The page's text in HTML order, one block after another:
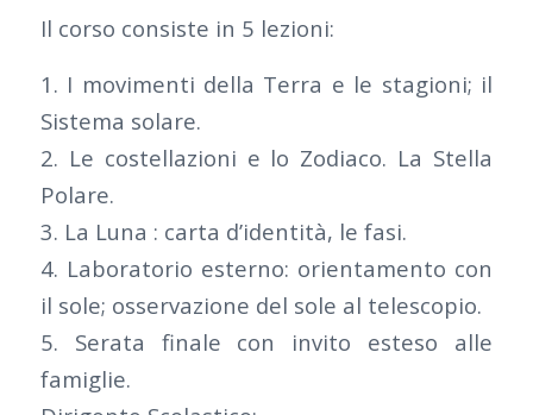
Il corso consiste in 5 lezioni:
1. I movimenti della Terra e le stagioni; il
Sistema solare.
2. Le costellazioni e lo Zodiaco. La Stella
Polare.
3. La Luna : carta d’identità, le fasi.
4. Laboratorio esterno: orientamento con
il sole; osservazione del sole al telescopio.
5. Serata finale con invito esteso alle
famiglie.